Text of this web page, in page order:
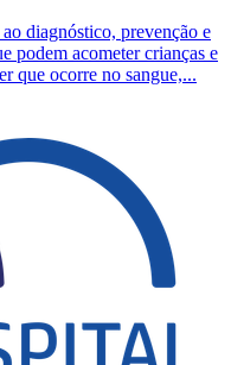
diagnóstico, prevenção e
podem acometer crianças e
que ocorre no sangue,...